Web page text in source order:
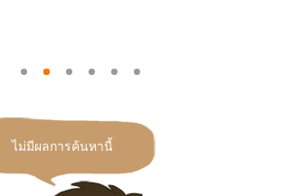
ไม่มีผลการค้นหานี้